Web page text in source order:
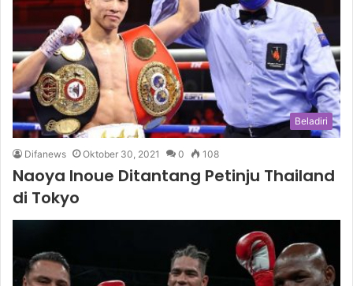
Beladiri
Difanews Oktober 30, 2021 0 108
Naoya Inoue Ditantang Petinju Thailand
di Tokyo